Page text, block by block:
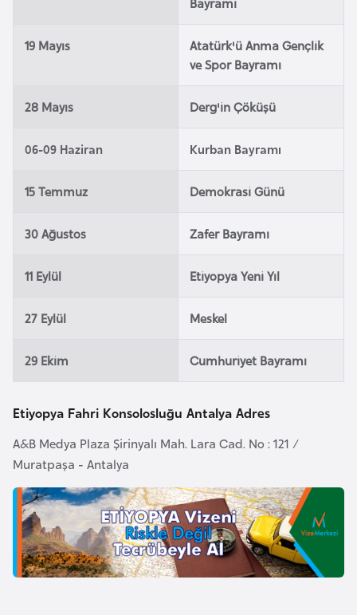
19 Mayıs
Atatürk'ü Anma Gençlik
ve Spor Bayramı
28 Mayıs Derg'in Çöküşü
06-09 Haziran Kurban Bayramı
15 Temmuz Demokrasi Günü
30 Ağustos Zafer Bayramı
11 Eylül Etiyopya Yeni Yıl
27 Eylül Meskel
29 Ekim Cumhuriyet Bayramı
Etiyopya Fahri Konsolosluğu Antalya Adres
A&B Medya Plaza Şirinyalı Mah. Lara Cad. No : 121 /
Muratpaşa - Antalya
a
s
a
B
u
k
n
F
s
a
d
Ç